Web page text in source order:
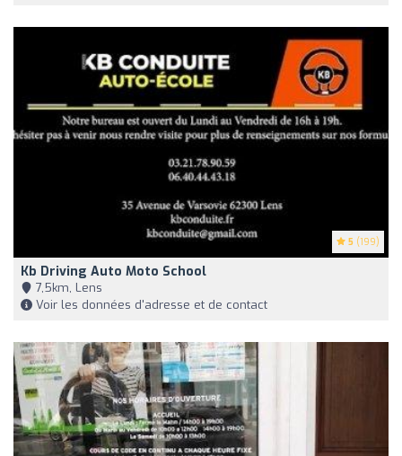
5 (199)
Kb Driving Auto Moto School
7,5km, Lens
Voir les données d'adresse et de contact